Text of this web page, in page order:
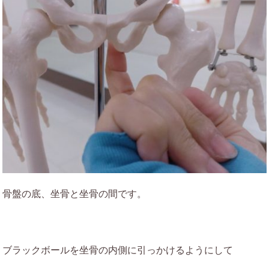
骨盤の底、坐骨と坐骨の間です。
ブラックボールを坐骨の内側に引っかけるようにして